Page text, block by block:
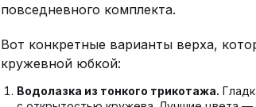
повседневного комплекта.
Вот конкретные варианты верха,
кружевной юбкой:
Водолазка из тонкого трикотажа.